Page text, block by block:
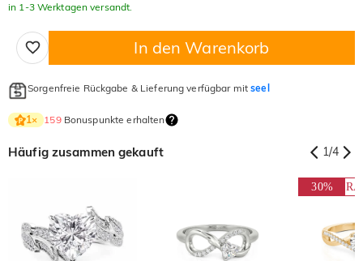
in 1-3 Werktagen versandt.
In den Warenkorb
Sorgenfreie Rückgabe & Lieferung verfügbar mitseel
1× 159Bonuspunkte erhalten
Häufig zusammen gekauft 1/4
30%